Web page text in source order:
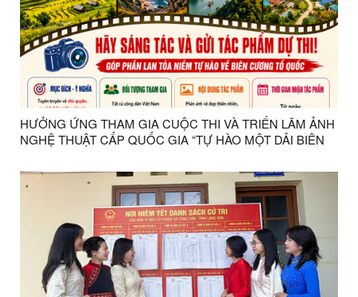
HƯỞNG ỨNG THAM GIA CUỘC THI VÀ TRIỂN LÃM ẢNH
NGHỆ THUẬT CẤP QUỐC GIA “TỰ HÀO MỘT DẢI BIÊN